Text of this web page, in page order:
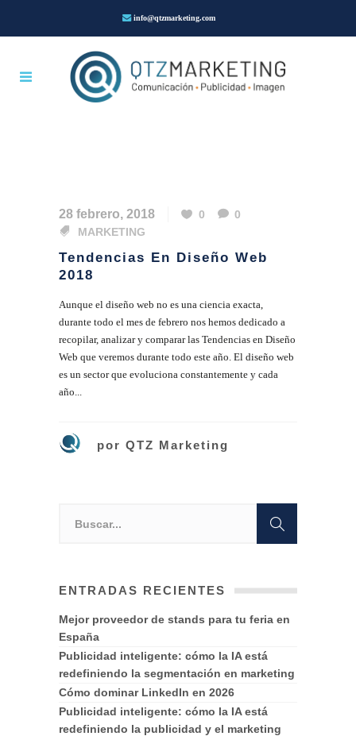
info@qtzmarketing.com
28 febrero, 2018 0
0
MARKETING
Tendencias En Diseño Web
2018
Aunque el diseño web no es una ciencia exacta,
durante todo el mes de febrero nos hemos dedicado a
recopilar, analizar y comparar las Tendencias en Diseño
Web que veremos durante todo este año. El diseño web
es un sector que evoluciona constantemente y cada
año...
por QTZ Marketing
ENTRADAS RECIENTES
Mejor proveedor de stands para tu feria en
España
Publicidad inteligente: cómo la IA está
redefiniendo la segmentación en marketing
Cómo dominar LinkedIn en 2026
Publicidad inteligente: cómo la IA está
redefiniendo la publicidad y el marketing